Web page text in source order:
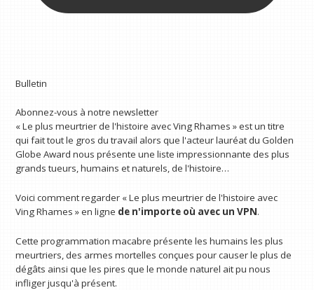
Bulletin
Abonnez-vous à notre newsletter
« Le plus meurtrier de l'histoire avec Ving Rhames » est un titre
qui fait tout le gros du travail alors que l'acteur lauréat du Golden
Globe Award nous présente une liste impressionnante des plus
grands tueurs, humains et naturels, de l'histoire…
Voici comment regarder « Le plus meurtrier de l'histoire avec
Ving Rhames » en ligne de n'importe où avec un VPN.
Cette programmation macabre présente les humains les plus
meurtriers, des armes mortelles conçues pour causer le plus de
dégâts ainsi que les pires que le monde naturel ait pu nous
infliger jusqu'à présent.